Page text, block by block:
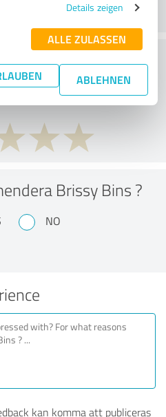
Details zeigen
ALLE ZULASSEN
ABLEHNEN
of the price to
ratio?
Brissy Bins ?
NO
kan komma att publiceras